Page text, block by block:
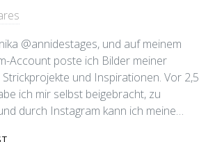
@annidestages, und auf meinem
Account poste ich Bilder meiner
Strickprojekte und Inspirationen. Vor 2,5
ich mir selbst beigebracht, zu
durch Instagram kann ich meine…